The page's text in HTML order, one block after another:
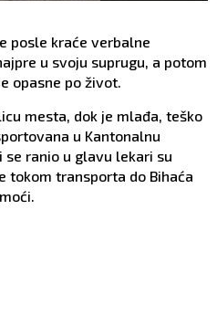
posle kraće verbalne
u svoju suprugu, a potom
opasne po život.
mesta, dok je mlađa, teško
u Kantonalnu
se ranio u glavu lekari su
tokom transporta do Bihaća